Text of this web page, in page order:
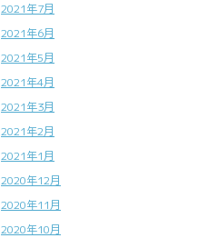
2021年7月
2021年6月
2021年5月
2021年4月
2021年3月
2021年2月
2021年1月
2020年12月
2020年11月
2020年10月